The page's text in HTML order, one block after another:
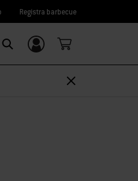
Registra barbecue
Accedi/
Registrati